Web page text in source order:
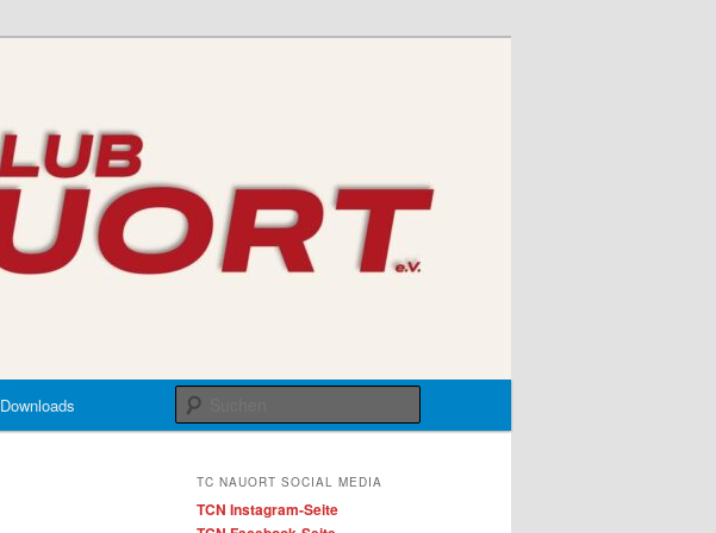
Downloads
TC NAUORT SOCIAL MEDIA
TCN Instagram-Seite